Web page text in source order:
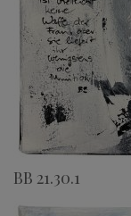
BB 21.30.1